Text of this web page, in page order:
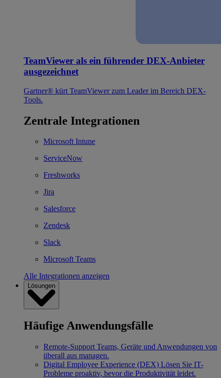
TeamViewer als ein führender DEX-Anbieter
ausgezeichnet
Gartner® kürt TeamViewer zum Leader im Bereich DEX-
Tools.
Zentrale Integrationen
Microsoft Intune
ServiceNow
Freshworks
Jira
Salesforce
Zendesk
Slack
Microsoft Teams
Alle Integrationen anzeigen
Lösungen
Häufige Anwendungsfälle
Remote-Support Teams, Geräte und Anwendungen von
überall aus managen.
Digital Employee Experience (DEX) Lösen Sie IT-
Probleme proaktiv, bevor die Produktivität leidet.